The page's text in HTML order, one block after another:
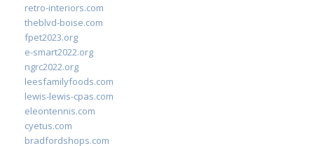
retro-interiors.com
theblvd-boise.com
fpet2023.org
e-smart2022.org
ngrc2022.org
leesfamilyfoods.com
lewis-lewis-cpas.com
eleontennis.com
cyetus.com
bradfordshops.com